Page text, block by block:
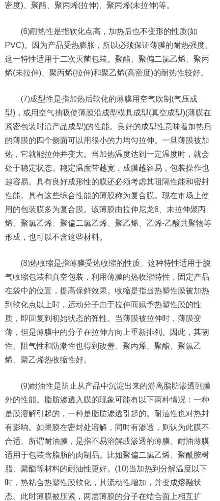
密度)、聚酯、聚丙烯(拉伸)、聚丙烯(未拉伸)等。
(6)耐热性是指软化点高，加热后也不变形的性质(如
PVC)。因为产品受热膨胀，所以必须保证薄膜的耐热强度。
这一特性适用于二次灭菌包装。聚酯、聚偏二氯乙烯、聚丙
烯(未拉伸)、聚丙烯(拉伸)和聚乙烯(高密度)的耐热性较好。
(7)成型性是指加热后软化的薄膜用空气吹制(气压成
型)，或用空气抽吸使薄膜沿成型模具成型(真空成型)(薄膜在
紧密包装时沿产品成型)的性能。良好的成型性意味着加热后
的薄膜的四个侧面可以用很小的力均匀拉伸。一旦薄膜被加
热，它就能拉伸并变大。当加热温度达到一定温度时，就会
处于稳定状态。稳定温度带越宽，成膜越容易，包装操作也
越容易。具有良好成形性的膜还必须考虑其阻隔性能和密封
性能。具有这些综合性能的薄膜称为复合膜。现在市场上使
用的包装膜多为复合膜。该薄膜由拉伸尼龙6、未拉伸聚丙
烯、聚氯乙烯、聚偏二氯乙烯、聚乙烯、乙烯-乙酸共聚物等
形成，也可以不含这些材料。
(8)热收缩是指薄膜受热收缩的性质。这种特性适用于脱
气收缩包装和真空包装，利用薄膜的热收缩特性，固定产品
在袋中的位置，提高保鲜效果。收缩是指当热塑性膜被加热
到软化点以上时，运动分子由于拉伸而赋予热塑性膜的性
质，即回复到初始状态的弹性。当薄膜被拉伸时，薄膜变
薄，但是薄膜中的分子在拉伸方向上重新排列。因此，其韧
性、阻气性和防潮性也得到改善。聚丙烯、聚酯、聚氯乙
烯、聚乙烯热收缩性好。
(9)耐油性是防止从产品中沉淀出来的游离脂肪渗透到膜
外的性能。脂肪渗透入膜的现象可能有以下两种情况：一种
是膜溶解引起的，一种是脂肪渗透引起的。耐油性也对热封
有影响。如果膜在密封处溶解，同时有渗透，则认为此膜不
合适。所谓耐油膜，是指不易溶解或渗透的薄膜。耐油薄膜
适用于包装含脂肪的肉制品。比如聚偏二氯乙烯、聚酰胺树
脂、聚酯等材料的耐油性更好。(10)当加热到分解温度以下
时，热粘合热塑性膜软化，其流动性增加，并变成熔融状
态。此时薄膜被压紧，两层薄膜的分子在结合面上相互扩